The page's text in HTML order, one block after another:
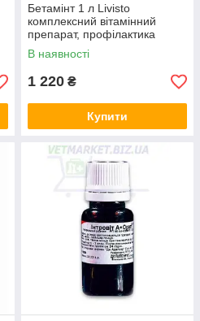
Бетамінт 1 л Livisto
комплексний вітамінний
препарат, профілактика
теплового і транспортного
стресу
В наявності
1 220 ₴
Купити